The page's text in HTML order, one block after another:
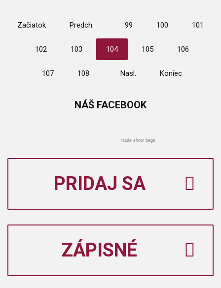
Začiatok Predch. 99 100 101
102 103 104 105 106
107 108 Nasl. Koniec
NÁŠ FACEBOOK
trade show bags
PRIDAJ SA
ZÁPISNÉ